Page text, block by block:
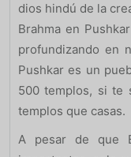
dios hindú de la
Brahma en
profundizando en
Pushkar es un
500 templos, si te
templos que casas.
A pesar de que